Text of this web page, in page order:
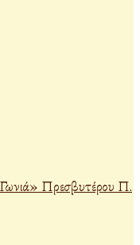
Πρεσβυτέρου Π.